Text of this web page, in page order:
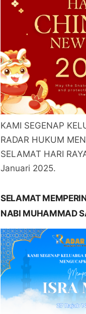
KAMI SEGENAP
RADAR HUKUM
SELAMAT HARI
Januari 2025.
SELAMAT
NABI MUHAMMAD